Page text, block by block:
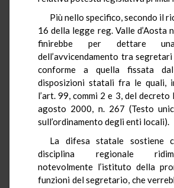
Più nello specifico, secondo il
16 della legge reg. Valle d’Aosta
finirebbe per dettare
dell’avvicendamento tra
conforme a quella fissata
disposizioni statali fra le quali,
l’art. 99, commi 2 e 3, del
agosto 2000, n. 267 (Testo
sull’ordinamento degli enti locali).
La difesa statale sostiene
disciplina regionale
notevolmente l’istituto della
funzioni del segretario, che